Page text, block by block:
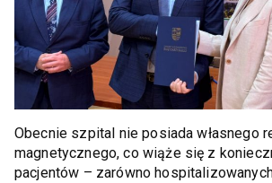
Obecnie szpital nie posiada własnego
magnetycznego, co wiąże się z
pacjentów – zarówno